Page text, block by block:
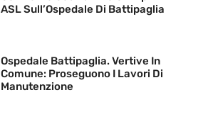
ASL Sull’Ospedale Di Battipaglia
Ospedale Battipaglia. Vertive In
Comune: Proseguono I Lavori Di
Manutenzione